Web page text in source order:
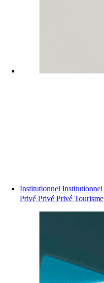
Institutionnel Institutionnel
Privé Privé Privé Tourisme